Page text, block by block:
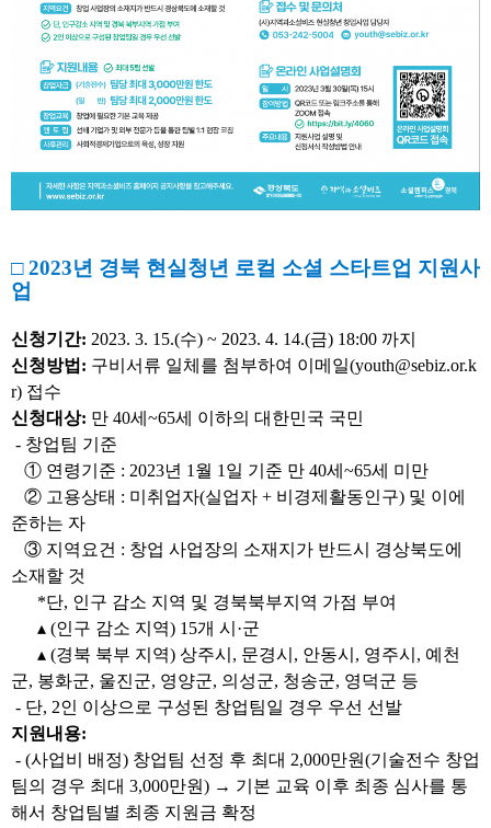
□ 2023년 경북 현실청년 로컬 소셜 스타트업 지원사
업
신청기간: 2023. 3. 15.(수) ~ 2023. 4. 14.(금) 18:00 까지
신청방법: 구비서류 일체를 첨부하여 이메일(youth@sebiz.or.k
r) 접수
신청대상: 만 40세~65세 이하의 대한민국 국민
- 창업팀 기준
① 연령기준 : 2023년 1월 1일 기준 만 40세~65세 미만
② 고용상태 : 미취업자(실업자 + 비경제활동인구) 및 이에
준하는 자
③ 지역요건 : 창업 사업장의 소재지가 반드시 경상북도에
소재할 것
*단, 인구 감소 지역 및 경북북부지역 가점 부여
▴ (인구 감소 지역) 15개 시·군
▴ (경북 북부 지역) 상주시, 문경시, 안동시, 영주시, 예천
군, 봉화군, 울진군, 영양군, 의성군, 청송군, 영덕군 등
- 단, 2인 이상으로 구성된 창업팀일 경우 우선 선발
지원내용:
- (사업비 배정) 창업팀 선정 후 최대 2,000만원(기술전수 창업
팀의 경우 최대 3,000만원) → 기본 교육 이후 최종 심사를 통
해서 창업팀별 최종 지원금 확정